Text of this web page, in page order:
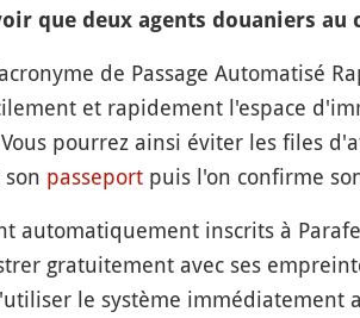
que deux agents douaniers au
de Passage Automatisé
et rapidement l'espace
pourrez ainsi éviter les files
passeportpuis l'on confirme
automatiquement inscrits à
gratuitement avec ses
le système immédiatement